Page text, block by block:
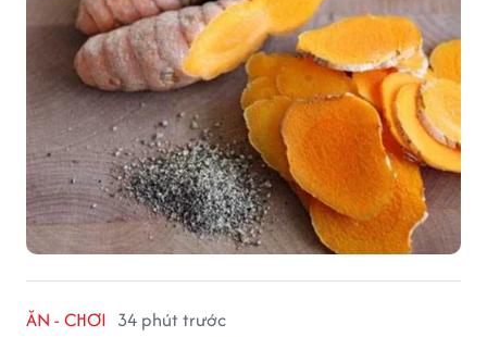
ĂN - CHƠI 34 phút trước